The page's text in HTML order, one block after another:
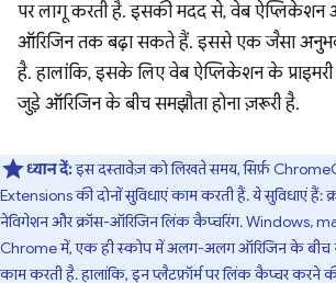
पर लागू करती है. इसकी मदद से, वेब ऐप्लिकेशन
ऑरिजिन तक बढ़ा सकते हैं. इससे एक जैसा
है. हालांकि, इसके लिए वेब ऐप्लिकेशन के
जुड़े ऑरिजिन के बीच समझौता होना ज़रूरी है.
ध्यान दें:इस दस्तावेज़ को लिखते समय, सिर्फ़
Extensions की दोनों सुविधाएं काम करती हैं. ये सुविधाएं हैं:
नेविगेशन और क्रॉस-ऑरिजिन लिंक कैप्चरिंग. Windows,
Chrome में, एक ही स्कोप में अलग-अलग ऑरिजिन के बीच
काम करती है. हालांकि, इन प्लैटफ़ॉर्म पर लिंक कैप्चर करने